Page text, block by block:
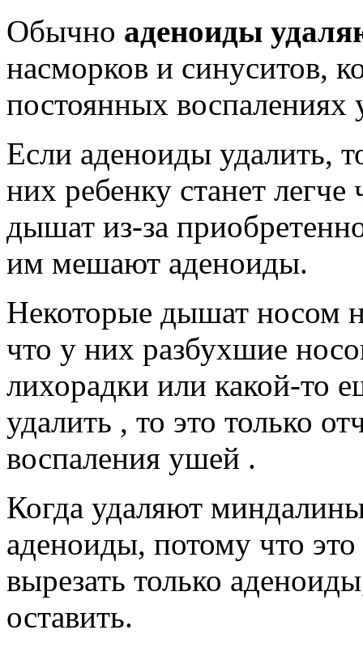
Обычно аденоиды
насморков и синуситов,
постоянных воспалениях
Если аденоиды удалить,
них ребенку станет
дышат из-за
им мешают аденоиды.
Некоторые дышат носом
что у них разбухшие
лихорадки или какой-то
удалить , то это только
воспаления ушей .
Когда удаляют
аденоиды, потому что
вырезать только
оставить.